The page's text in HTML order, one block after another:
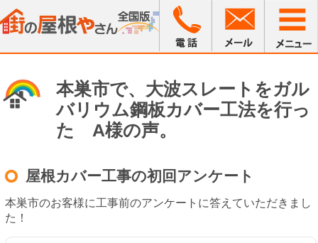
本巣市で、大波スレートをガル
バリウム鋼板カバー工法を行っ
た A様の声。
屋根カバー工事の初回アンケート
本巣市のお客様に工事前のアンケートに答えていただきまし
た！